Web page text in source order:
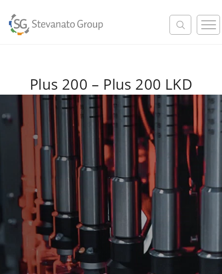
M
e
Plus 200 – Plus 200 LKD